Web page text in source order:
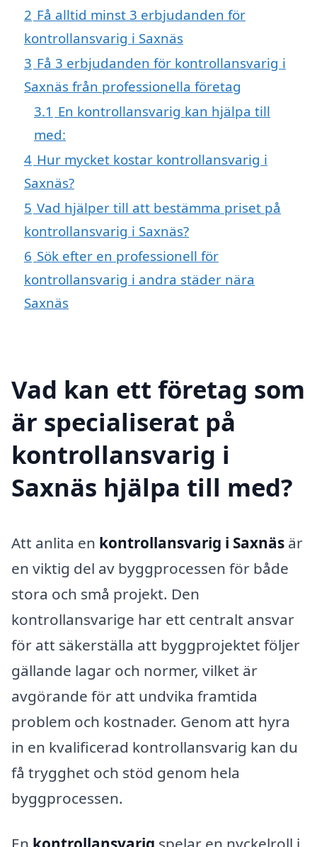
2 Få alltid minst 3 erbjudanden för
kontrollansvarig i Saxnäs
3 Få 3 erbjudanden för kontrollansvarig i
Saxnäs från professionella företag
3.1 En kontrollansvarig kan hjälpa till
med:
4 Hur mycket kostar kontrollansvarig i
Saxnäs?
5 Vad hjälper till att bestämma priset på
kontrollansvarig i Saxnäs?
6 Sök efter en professionell för
kontrollansvarig i andra städer nära
Saxnäs
Vad kan ett företag som
är specialiserat på
kontrollansvarig i
Saxnäs hjälpa till med?
Att anlita en kontrollansvarig i Saxnäs är
en viktig del av byggprocessen för både
stora och små projekt. Den
kontrollansvarige har ett centralt ansvar
för att säkerställa att byggprojektet följer
gällande lagar och normer, vilket är
avgörande för att undvika framtida
problem och kostnader. Genom att hyra
in en kvalificerad kontrollansvarig kan du
få trygghet och stöd genom hela
byggprocessen.